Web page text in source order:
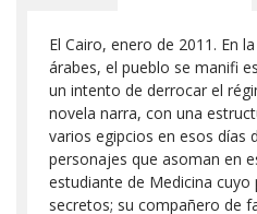
El Cairo, enero de 2011. En
árabes, el pueblo se manifi
un intento de derrocar el
novela narra, con una
varios egipcios en esos días
personajes que asoman en
estudiante de Medicina cuyo
secretos; su compañero de